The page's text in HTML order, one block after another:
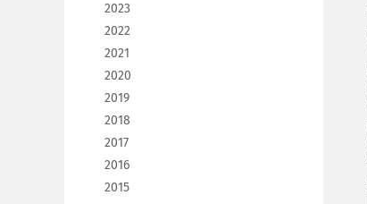
2023
2022
2021
2020
2019
2018
2017
2016
2015